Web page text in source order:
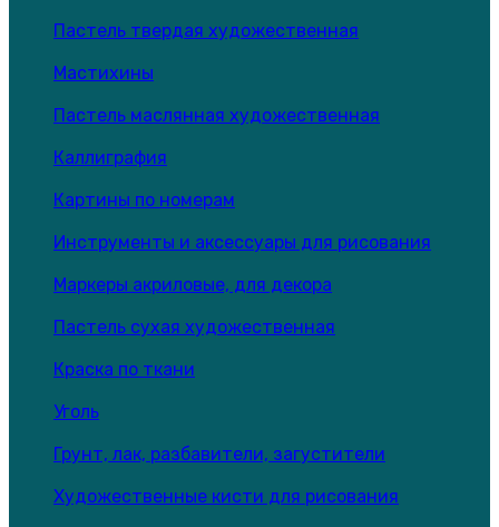
Пастель твердая художественная
Мастихины
Пастель маслянная художественная
Каллиграфия
Картины по номерам
Инструменты и аксессуары для рисования
Маркеры акриловые, для декора
Пастель сухая художественная
Краска по ткани
Уголь
Грунт, лак, разбавители, загустители
Художественные кисти для рисования